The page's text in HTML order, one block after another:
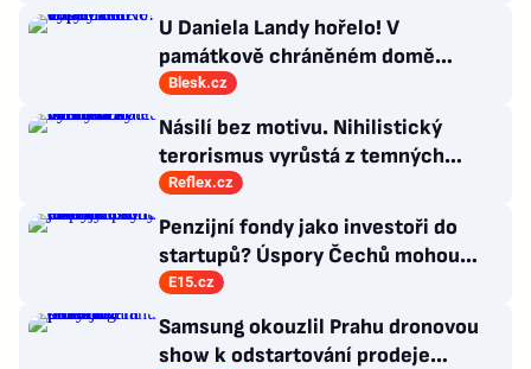
U Daniela Landy hořelo! V
památkově chráněném domě
vypalovali vosy
Blesk.cz
Násilí bez motivu. Nihilistický
terorismus vyrůstá z temných
koutů internetu a míří i na malé děti
Reflex.cz
Penzijní fondy jako investoři do
startupů? Úspory Čechů mohou
rozhýbat ekonomický růst
E15.cz
Samsung okouzlil Prahu dronovou
show k odstartování prodeje